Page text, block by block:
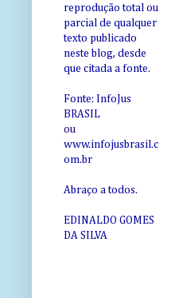
reprodução total ou
parcial de qualquer
texto publicado
neste blog, desde
que citada a fonte.
Fonte: InfoJus
BRASIL
ou
www.infojusbrasil.c
om.br
Abraço a todos.
EDINALDO GOMES
DA SILVA